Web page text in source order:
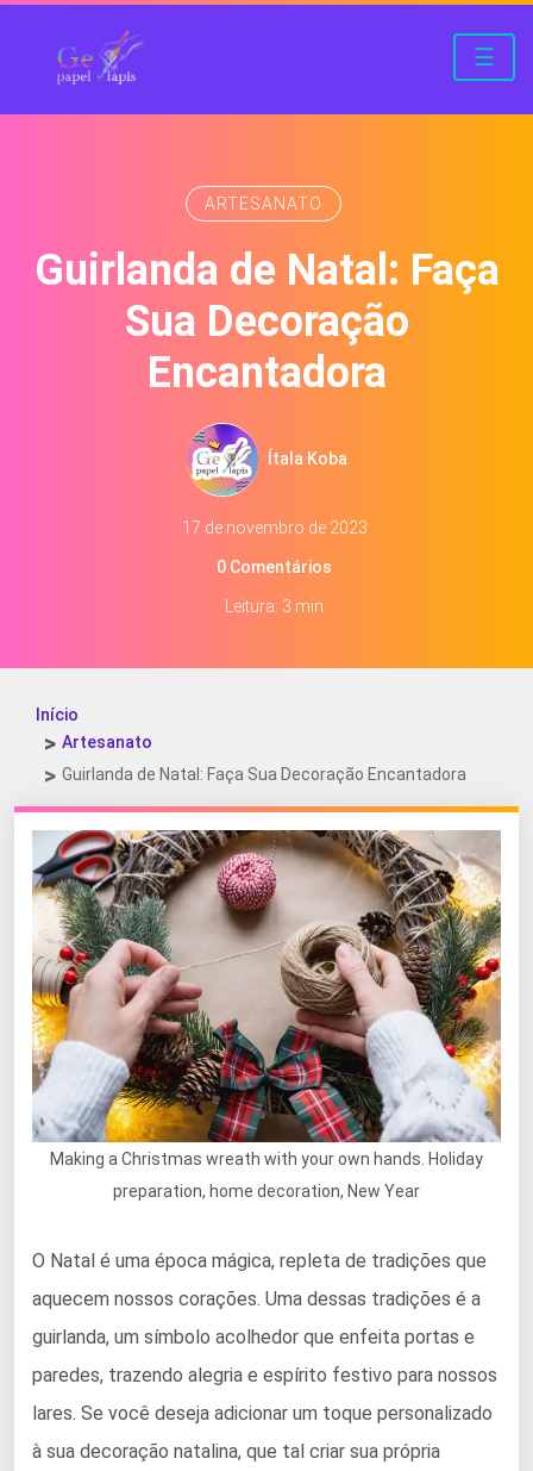
☰
ARTESANATO
Guirlanda de Natal: Faça
Sua Decoração
Encantadora
Ítala Koba
17 de novembro de 2023
0 Comentários
Leitura: 3 min
Início
Artesanato
Guirlanda de Natal: Faça Sua Decoração Encantadora
Making a Christmas wreath with your own hands. Holiday
preparation, home decoration, New Year
O Natal é uma época mágica, repleta de tradições que
aquecem nossos corações. Uma dessas tradições é a
guirlanda, um símbolo acolhedor que enfeita portas e
paredes, trazendo alegria e espírito festivo para nossos
lares. Se você deseja adicionar um toque personalizado
à sua decoração natalina, que tal criar sua própria